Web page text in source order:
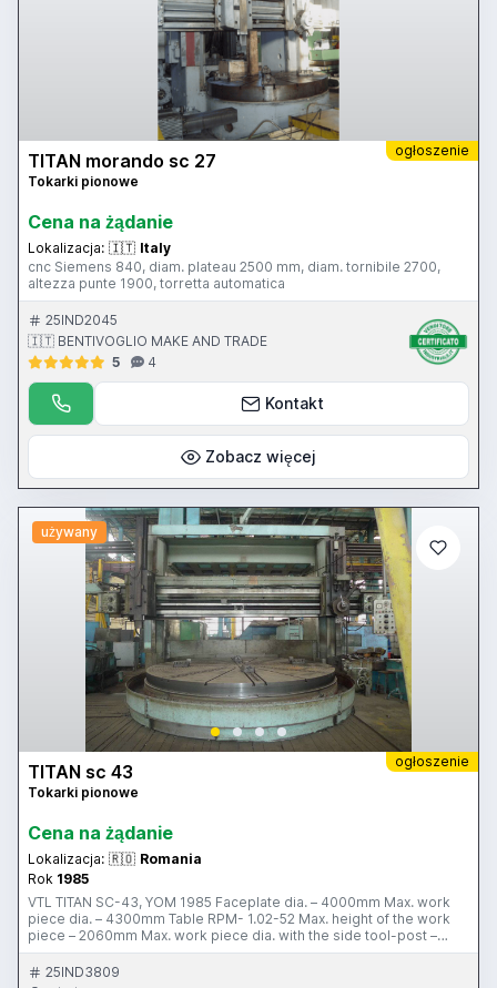
ogłoszenie
TITAN morando sc 27
Tokarki pionowe
Cena na żądanie
Lokalizacja: 🇮🇹 Italy
cnc Siemens 840, diam. plateau 2500 mm, diam. tornibile 2700,
altezza punte 1900, torretta automatica
25IND2045
🇮🇹 BENTIVOGLIO MAKE AND TRADE
5
4
Kontakt
Zobacz więcej
używany
ogłoszenie
TITAN sc 43
Tokarki pionowe
Cena na żądanie
Lokalizacja: 🇷🇴 Romania
Rok 1985
VTL TITAN SC-43, YOM 1985 Faceplate dia. – 4000mm Max. work
piece dia. – 4300mm Table RPM- 1.02-52 Max. height of the work
piece – 2060mm Max. work piece dia. with the side tool-post –
4300mm Max. work piece weight – 18000kg Max. travel of the
vertical rams from the center: Right ram – 2400mm Left ram –
25IND3809